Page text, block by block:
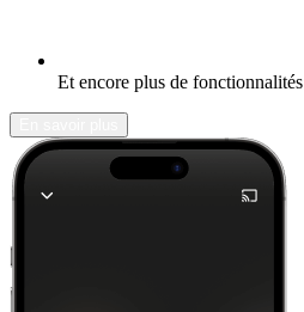
Et encore plus de fonctionnalités